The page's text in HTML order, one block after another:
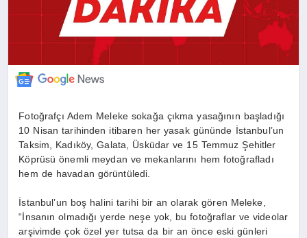
Fotoğrafçı Adem Meleke sokağa çıkma yasağının başladığı
10 Nisan tarihinden itibaren her yasak gününde İstanbul’un
Taksim, Kadıköy, Galata, Üsküdar ve 15 Temmuz Şehitler
Köprüsü önemli meydan ve mekanlarını hem fotoğrafladı
hem de havadan görüntüledi.
İstanbul’un boş halini tarihi bir an olarak gören Meleke,
“İnsanın olmadığı yerde neşe yok, bu fotoğraflar ve videolar
arşivimde çok özel yer tutsa da bir an önce eski günleri